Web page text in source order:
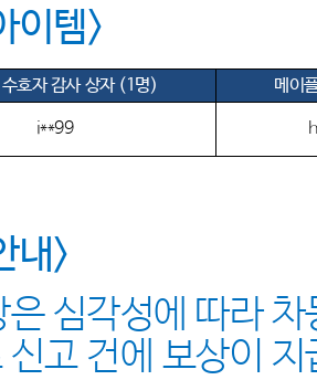
이템>
호자 감사 상자 (1명) 메이
i**99
내 >
은 심각성에 따라
신고 건에 보상이